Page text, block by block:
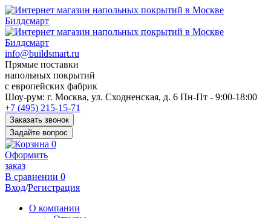
info@buildsmart.ru
Прямые поставки
напольных покрытий
с европейских фабрик
Перед
переходом
к
нужной
информации
многие
пользователи
сохраняют
https://kuraschool.ru/
для
быстрого
Шоу-рум: г. Москва, ул. Сходненская, д. 6 Пн-Пт - 9:00-18:00
+7 (495) 215-15-71
Заказать звонок
Задайте вопрос
0
Оформить
заказ
В сравнении 0
Вход/Регистрация
О компании